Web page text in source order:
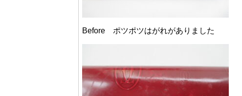
Before ポツポツはがれがありました